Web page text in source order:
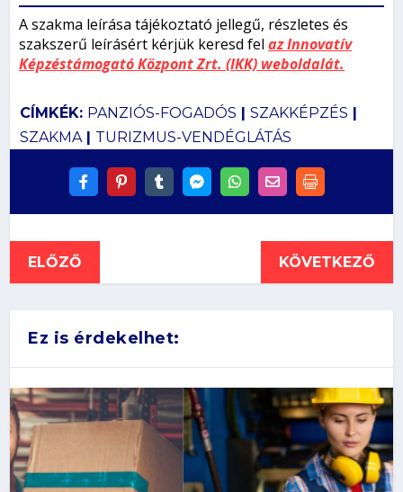
A szakma leírása tájékoztató jellegű, részletes és
szakszerű leírásért kérjük keresd felaz Innovatív
Képzéstámogató Központ Zrt. (IKK) weboldalát.
CÍMKÉK: PANZIÓS-FOGADÓS | SZAKKÉPZÉS |
SZAKMA| TURIZMUS-VENDÉGLÁTÁS
ELŐZŐ KÖVETKEZŐ
Ez is érdekelhet: